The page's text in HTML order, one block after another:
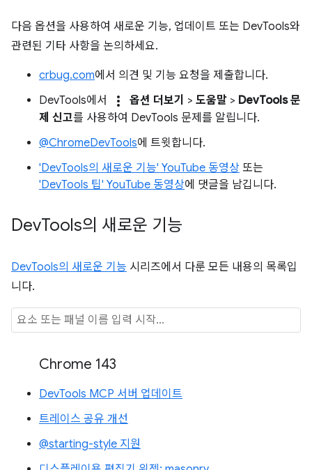
다음 옵션을 사용하여 새로운 기능, 업데이트 또는 DevTools와
관련된 기타 사항을 논의하세요.
crbug.com에서 의견 및 기능 요청을 제출합니다.
DevTools에서
more_vert 옵션 더보기 > 도움말 > DevTools 문
제 신고를 사용하여 DevTools 문제를 알립니다.
@ChromeDevTools에 트윗합니다.
'DevTools의 새로운 기능' YouTube 동영상 또는
'DevTools 팁' YouTube 동영상에 댓글을 남깁니다.
DevTools의 새로운 기능
DevTools의 새로운 기능 시리즈에서 다룬 모든 내용의 목록입
니다.
Chrome 143
DevTools MCP 서버 업데이트
트레이스 공유 개선
@starting-style 지원